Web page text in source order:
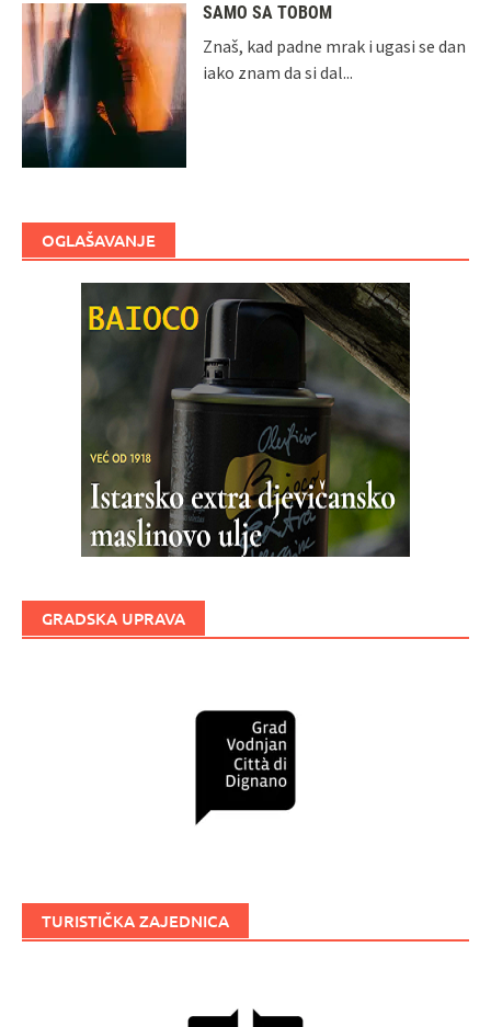
SAMO SA TOBOM
Znaš, kad padne mrak i ugasi se dan
iako znam da si dal...
OGLAŠAVANJE
GRADSKA UPRAVA
TURISTIČKA ZAJEDNICA